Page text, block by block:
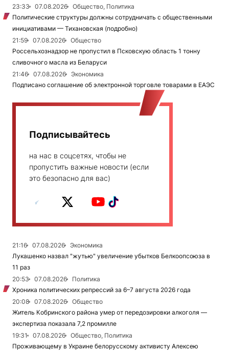
23:33 07.08.2026
Общество, Политика
Политические структуры должны сотрудничать с общественными
инициативами — Тихановская (подробно)
21:59
07.08.2026
Общество
Россельхознадзор не пропустил в Псковскую область 1 тонну
сливочного масла из Беларуси
21:46
07.08.2026
Экономика
Подписано соглашение об электронной торговле товарами в ЕАЭС
Подписывайтесь
на нас в соцсетях, чтобы не
пропустить важные новости (если
это безопасно для вас)
21:16 07.08.2026
Экономика
Лукашенко назвал "жутью" увеличение убытков Белкоопсоюза в
11 раз
20:53
07.08.2026
Политика
Хроника политических репрессий за 6–7 августа 2026 года
20:08
07.08.2026
Общество
Житель Кобринского района умер от передозировки алкоголя —
экспертиза показала 7,2 промилле
19:31
07.08.2026
Общество, Политика
Проживающему в Украине белорусскому активисту Алексею